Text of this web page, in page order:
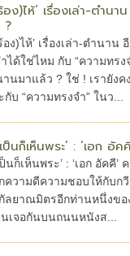
อง)ไห้’ เรื่องเล่า-ตำน
?
อง)ไห้’ เรื่องเล่า-ตำนา
ได้ใช่ไหม กับ “ความทรง
นมาแล้ว ? ใช่ ! เรายังค
กับ “ความทรงจำ” ในว...
ป็นก็เห็นพระ’ : ‘เอก อัค
ป็นก็เห็นพระ’ : ‘เอก อัคคี
ความดีความชอบให้กับก
ลยาณมิตรอีกท่านหนึ่งขอ
นเจอกันบนถนนหนังส...